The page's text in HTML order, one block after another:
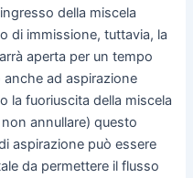
della miscela
di immissione, tuttavia, la
aperta per un tempo
ad aspirazione
la fuoriuscita della miscela
annullare) questo
aspirazione può essere
da permettere il flusso